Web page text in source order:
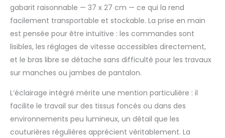
uniques. Large gamme
d'accessoires : le kit
comprend un riche
ensemble
des aiguilles de
rechange, un
coutures, deux
tournevis, trois bobines
de rechange, une
bouteille pour
gabarit raisonnable — 37 x 27 cm — ce qui la rend
facilement transportable et stockable. La prise en main
est pensée pour être intuitive : les commandes sont
lisibles, les réglages de vitesse accessibles directement,
et le bras libre se détache sans difficulté pour les travaux
sur manches ou jambes de pantalon.
L’éclairage intégré mérite une mention particulière : il
facilite le travail sur des tissus foncés ou dans des
environnements peu lumineux, un détail que les
couturières régulières apprécient véritablement. La